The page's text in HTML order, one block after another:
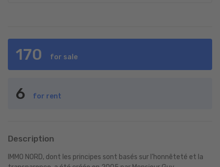
170 for sale
6 for rent
Description
IMMO NORD, dont les principes sont basés sur l’honnêteté et la